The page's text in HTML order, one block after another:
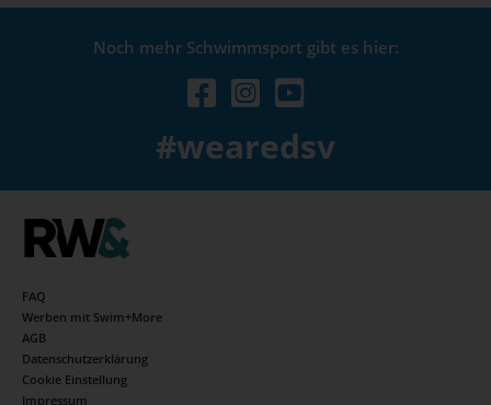
Noch mehr Schwimmsport gibt es hier:
#wearedsv
FAQ
Werben mit Swim+More
AGB
Datenschutzerklärung
Cookie Einstellung
Impressum